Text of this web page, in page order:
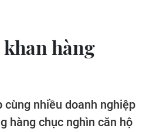
hàng
cùng nhiều doanh nghiệp
hàng chục nghìn căn hộ